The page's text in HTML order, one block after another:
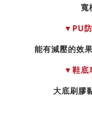
寬
▼ PU
能有減壓的效
▼ 鞋底
大底刷膠